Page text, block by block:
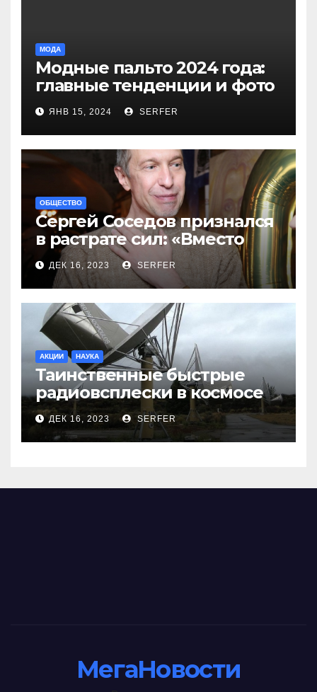
МОДА
Модные пальто 2024 года:
главные тенденции и фото
новинок
ЯНВ 15, 2024 SERFER
ОБЩЕСТВО
Сергей Соседов признался
в растрате сил: «Вместо
меня взяли Пригожина»
ДЕК 16, 2023 SERFER
АКЦИИ НАУКА
Таинственные быстрые
радиовсплески в космосе
сделались все более
странными
ДЕК 16, 2023 SERFER
МегаНовости